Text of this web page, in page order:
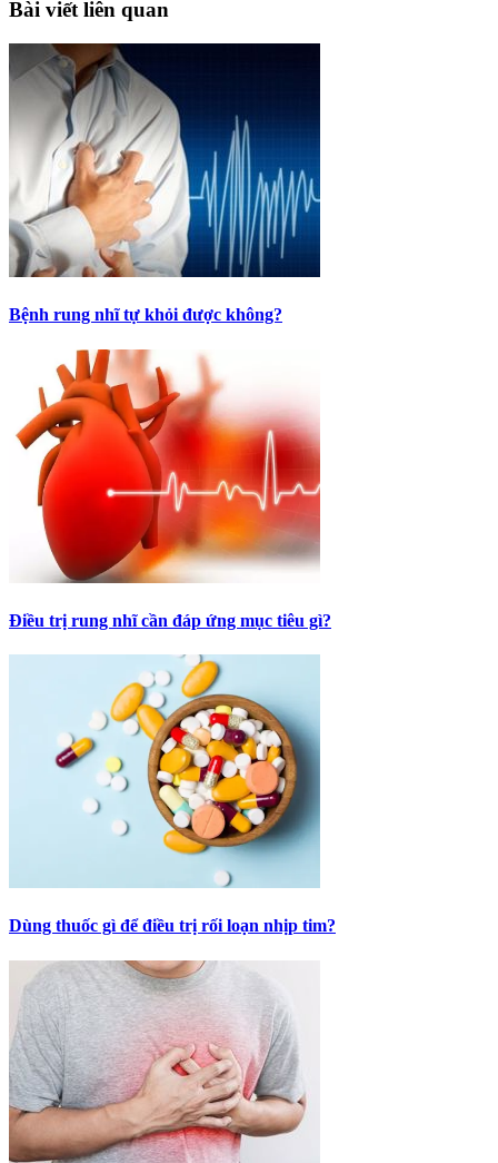
Bài viết liên quan
Bệnh rung nhĩ tự khỏi được không?
Điều trị rung nhĩ cần đáp ứng mục tiêu gì?
Dùng thuốc gì để điều trị rối loạn nhịp tim?